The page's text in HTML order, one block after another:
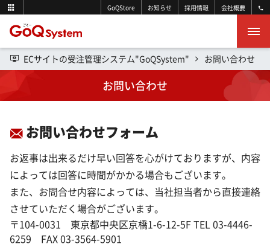
GoQStore お知らせ 採用情報 会社概要
ECサイトの受注管理システム"GoQSystem" お問い合わせ
お問い合わせ
お問い合わせフォーム
お返事は出来るだけ早い回答を心がけておりますが、内容
によっては回答に時間がかかる場合もございます。
また、お問合せ内容によっては、当社担当者から直接連絡
させていただく場合がございます。
〒104-0031 東京都中央区京橋1-6-12-5F TEL 03-4446-
6259 FAX 03-3564-5901